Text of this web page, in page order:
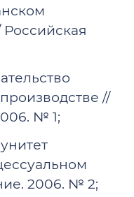
Российская
//
№ 1;
2006. № 2;